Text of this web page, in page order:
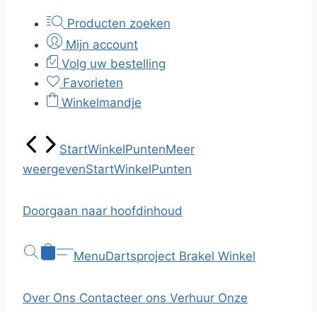
Producten zoeken
Mijn account
Volg uw bestelling
Favorieten
Winkelmandje
StartWinkelPuntenMeer
weergevenStartWinkelPunten
Doorgaan naar hoofdinhoud
MenuDartsproject Brakel Winkel
Over Ons Contacteer ons Verhuur Onze